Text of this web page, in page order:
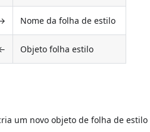
Nome da folha de estilo
Objeto folha estilo
um novo objeto de folha de